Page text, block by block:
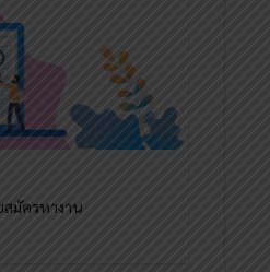
มัครหางาน